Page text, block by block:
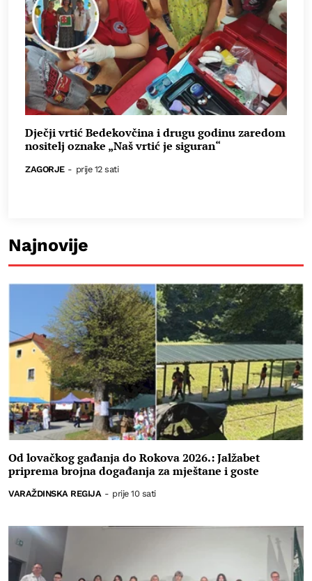
Dječji vrtić Bedekovčina i drugu godinu zaredom
nositelj oznake „Naš vrtić je siguran“
ZAGORJE - prije 12 sati
Najnovije
Od lovačkog gađanja do Rokova 2026.: Jalžabet
priprema brojna događanja za mještane i goste
VARAŽDINSKA REGIJA - prije 10 sati